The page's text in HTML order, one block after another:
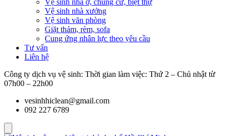
Vệ sinh nhà ở, chung cư, biệt thự
Vệ sinh nhà xưởng
Vệ sinh văn phòng
Giặt thảm, rèm, sofa
Cung ứng nhân lực theo yêu cầu
Tư vấn
Liên hệ
Công ty dịch vụ vệ sinh: Thời gian làm việc: Thứ 2 – Chủ nhật từ
07h00 – 22h00
vesinhhiclean@gmail.com
092 227 6789